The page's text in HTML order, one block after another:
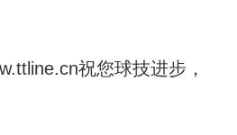
祝您球技进步，